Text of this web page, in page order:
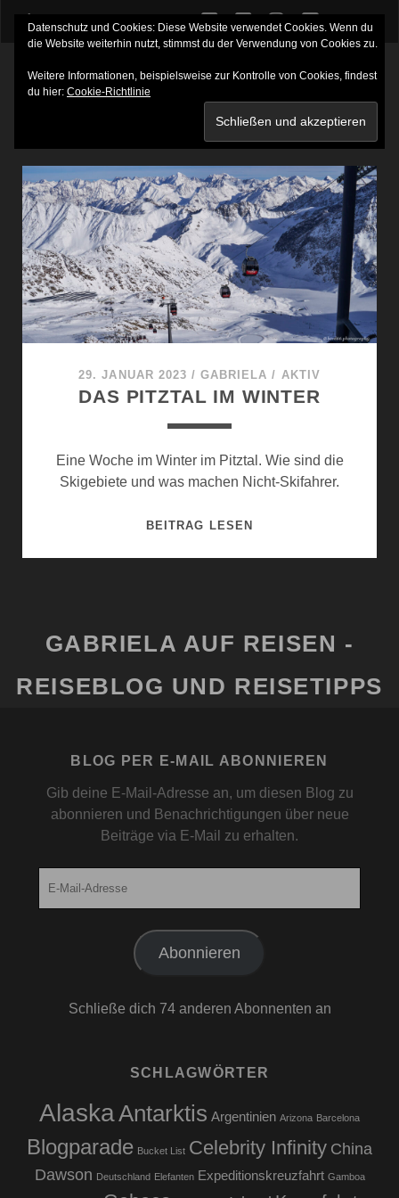
twitterfacebookinstagram
youtube
STEINBOCKZENTRUM TIROL
29. JANUAR 2023 /GABRIELA / AKTIV
DAS PITZTAL IM WINTER
Eine Woche im Winter im Pitztal. Wie sind die
Skigebiete und was machen Nicht-Skifahrer.
BEITRAG LESENDAS
GABRIELA AUF REISEN -
REISEBLOG UND REISETIPPS
BLOG PER E-MAIL ABONNIEREN
Gib deine E-Mail-Adresse an, um diesen Blog zu
abonnieren und Benachrichtigungen über neue
Beiträge via E-Mail zu erhalten.
Abonnieren
Schließe dich 74 anderen Abonnenten an
SCHLAGWÖRTER
AlaskaAntarktis Argentinien Arizona Barcelona
Blogparade Bucket List Celebrity Infinity China
Dawson Deutschland Elefanten Expeditionskreuzfahrt Gamboa
Datenschutz und Cookies: Diese Website verwendet Cookies. Wenn du
die Website weiterhin nutzt, stimmst du der Verwendung von Cookies zu.
Weitere Informationen, beispielsweise zur Kontrolle von Cookies, findest
du hier: Cookie-Richtlinie